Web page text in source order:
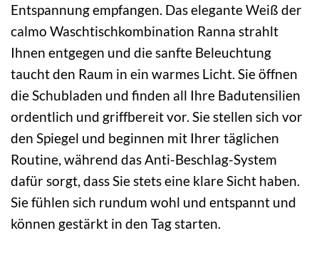
Entspannung empfangen. Das elegante Weiß der
calmo Waschtischkombination Ranna strahlt
Ihnen entgegen und die sanfte Beleuchtung
taucht den Raum in ein warmes Licht. Sie öffnen
die Schubladen und finden all Ihre Badutensilien
ordentlich und griffbereit vor. Sie stellen sich vor
den Spiegel und beginnen mit Ihrer täglichen
Routine, während das Anti-Beschlag-System
dafür sorgt, dass Sie stets eine klare Sicht haben.
Sie fühlen sich rundum wohl und entspannt und
können gestärkt in den Tag starten.